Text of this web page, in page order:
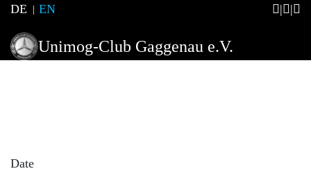
DE EN
Unimog-Club Gaggenau e.V.
Date